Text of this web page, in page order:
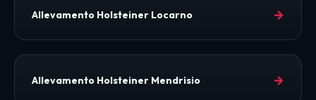
Allevamento Holsteiner Locarno →
Allevamento Holsteiner Mendrisio →